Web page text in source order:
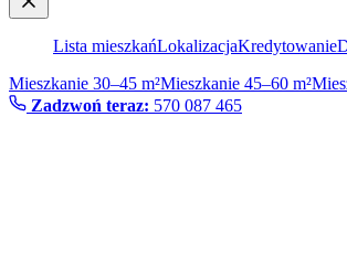
Lista mieszkańLokalizacjaKredytowanie
Mieszkanie 30–45 m²Mieszkanie 45–60 m²
Zadzwoń teraz: 570 087 465